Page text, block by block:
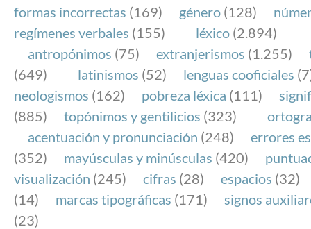
formas incorrectas (169) género (128)
regímenes verbales (155) léxico (2.894)
antropónimos (75) extranjerismos (1.255)
(649)
latinismos (52) lenguas cooficiales
neologismos (162) pobreza léxica (111)
(885)
topónimos y gentilicios (323)
acentuación y pronunciación (248)
errores
(352)
mayúsculas y minúsculas (420)
visualización (245) cifras (28) espacios (32)
(14)
marcas tipográficas (171)
signos
(23)